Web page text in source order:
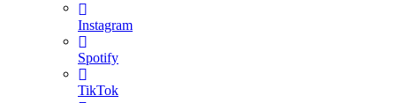
Instagram
Spotify
TikTok